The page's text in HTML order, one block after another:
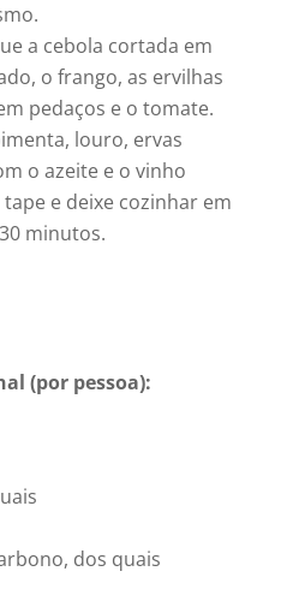
a cebola cortada em
o frango, as ervilhas
pedaços e o tomate.
louro, ervas
o azeite e o vinho
e deixe cozinhar em
minutos.
(por pessoa):
dos quais